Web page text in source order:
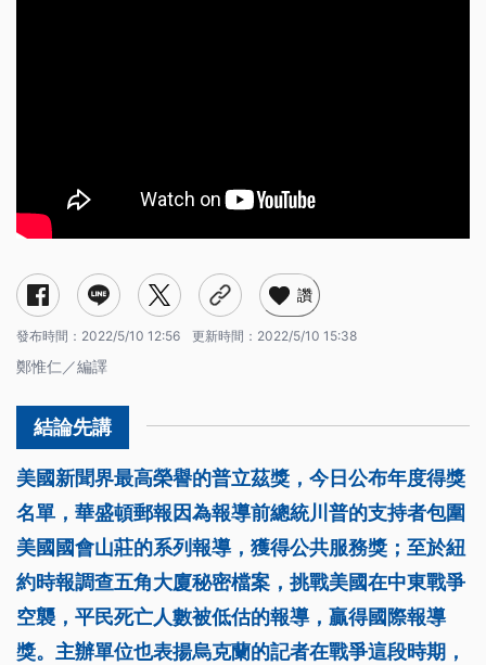
讚
發布時間： 2022/5/10 12:56 更新時間： 2022/5/10 15:38
鄭惟仁／編譯
美國新聞界最高榮譽的普立茲獎，今日公布年度得獎
名單，華盛頓郵報因為報導前總統川普的支持者包圍
美國國會山莊的系列報導，獲得公共服務獎；至於紐
約時報調查五角大廈秘密檔案，挑戰美國在中東戰爭
空襲，平民死亡人數被低估的報導，贏得國際報導
獎。主辦單位也表揚烏克蘭的記者在戰爭這段時期，